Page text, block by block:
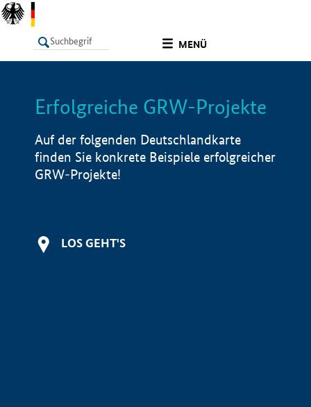
MENÜ
LISTE Info
Erfolgreiche GRW-Projekte
Auf der folgenden Deutschlandkarte
finden Sie konkrete Beispiele erfolgreicher
GRW-Projekte!
LOS GEHT'S